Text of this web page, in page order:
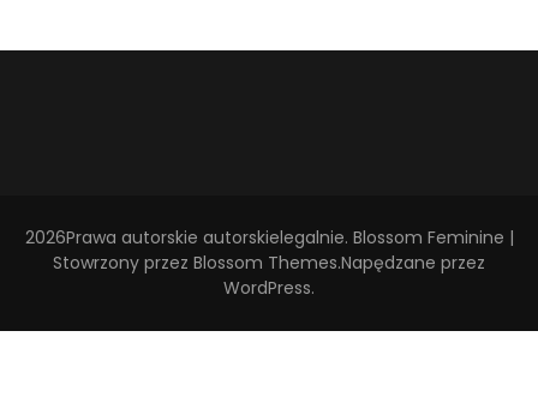
2026Prawa autorskie autorskielegalnie. Blossom Feminine |
Stowrzony przez Blossom Themes.Napędzane przez
WordPress.